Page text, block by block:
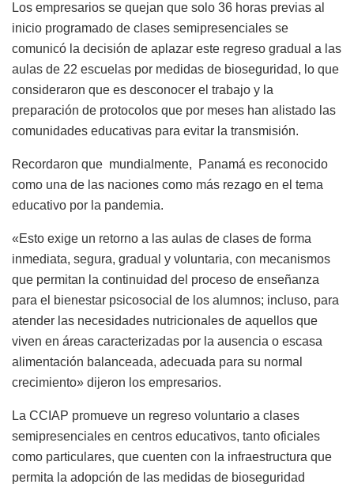
Los empresarios se quejan que solo 36 horas previas al
inicio programado de clases semipresenciales se
comunicó la decisión de aplazar este regreso gradual a las
aulas de 22 escuelas por medidas de bioseguridad, lo que
consideraron que es desconocer el trabajo y la
preparación de protocolos que por meses han alistado las
comunidades educativas para evitar la transmisión.
Recordaron que mundialmente, Panamá es reconocido
como una de las naciones como más rezago en el tema
educativo por la pandemia.
«Esto exige un retorno a las aulas de clases de forma
inmediata, segura, gradual y voluntaria, con mecanismos
que permitan la continuidad del proceso de enseñanza
para el bienestar psicosocial de los alumnos; incluso, para
atender las necesidades nutricionales de aquellos que
viven en áreas caracterizadas por la ausencia o escasa
alimentación balanceada, adecuada para su normal
crecimiento» dijeron los empresarios.
La CCIAP promueve un regreso voluntario a clases
semipresenciales en centros educativos, tanto oficiales
como particulares, que cuenten con la infraestructura que
permita la adopción de las medidas de bioseguridad